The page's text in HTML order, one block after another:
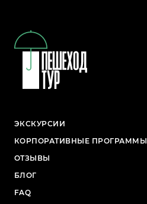
ЭКСКУРСИИ
КОРПОРАТИВНЫЕ ПРОГРАММЫ
ОТЗЫВЫ
БЛОГ
FAQ